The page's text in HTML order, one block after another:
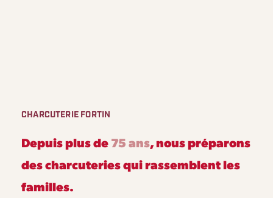
CHARCUTERIE FORTIN
Depuis plus de75 ans, nous préparons
des charcuteries qui rassemblent les
familles.